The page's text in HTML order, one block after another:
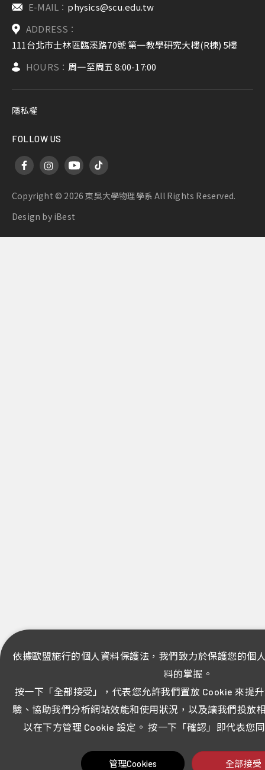
E-MAIL： physics@scu.edu.tw
ADDRESS：
111台北市士林區臨溪路70號 第一教學研究大樓(R棟) 5樓
HOURS： 周一至周五 8:00-17:00
隱私權
Copyright © 2026 東吳大學物理學系 All Rights Reserved.
Design by iBest
FOLLOW US
依據歐盟施行的個人資料保護法，我們致力於保護您的個
料的掌握。
按一下「全部接受」，代表您允許我們置放 Cookie 來提
驗、協助我們分析網站效能和使用狀況，以及讓我們投放
以在下方管理 Cookie 設定。 按一下「確認」即代表您
管理Cookies 全部接受